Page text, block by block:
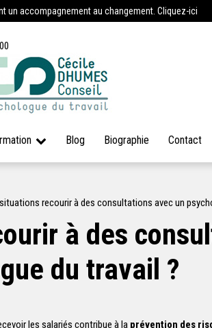
un accompagnement au changement. Cliquez-ici
Blog Biographie Contact
recourir à des consultations avec un
à des
du travail ?
les salariés contribue à la prévention des